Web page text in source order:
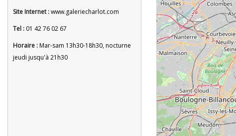
Site Internet :www.galeriecharlot.com
Tel : 01 42 76 02 67
Horaire :Mar-sam 13h30-18h30, nocturne
jeudi jusqu'à 21h30